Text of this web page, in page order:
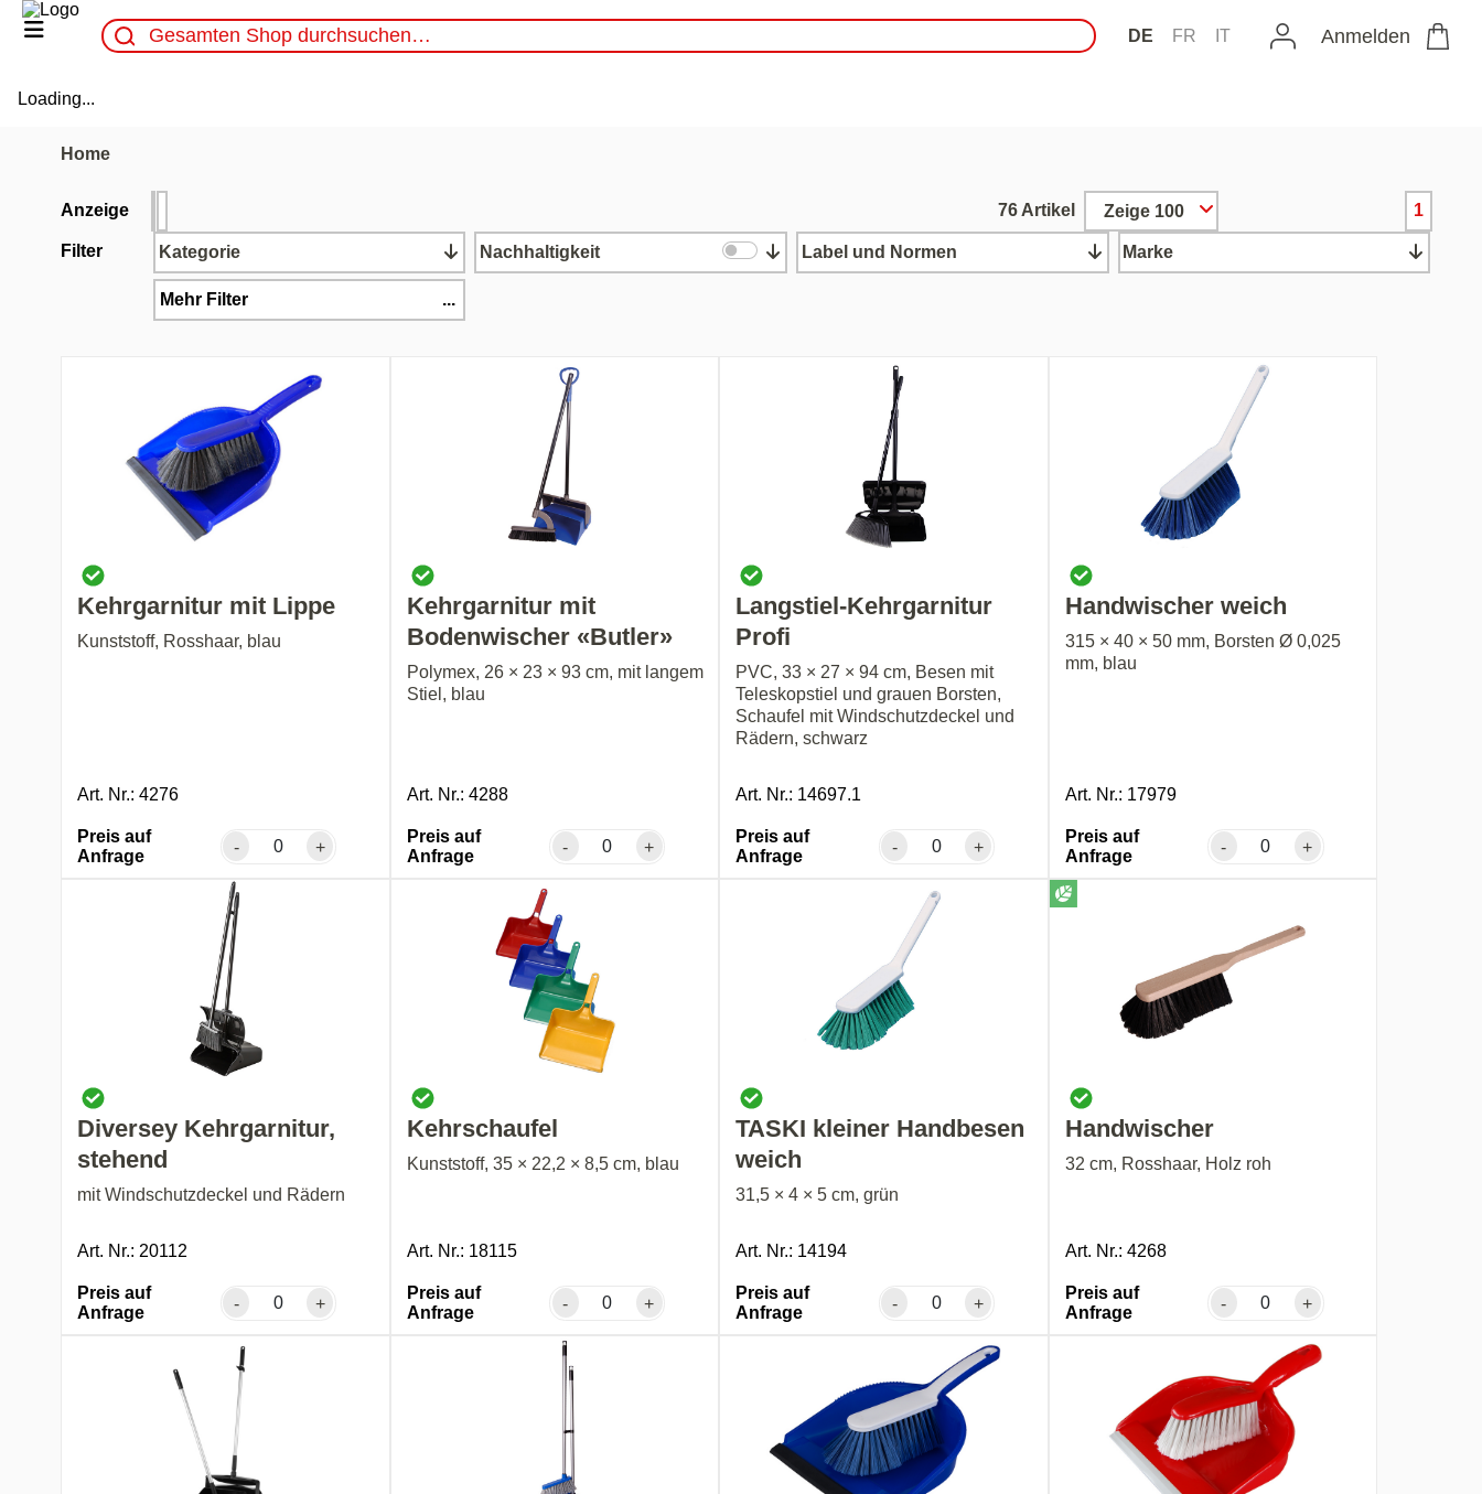
DE FR IT Anmelden
Loading...
Home
Anzeige 76 Artikel Zeige 100 1
Filter Kategorie Nachhaltigkeit Label und Normen Marke
Mehr Filter ...
Kehrgarnitur mit Lippe
Kunststoff, Rosshaar, blau
Art. Nr.: 4276
Preis auf
Anfrage
- +
Kehrgarnitur mit
Bodenwischer «Butler»
Polymex, 26 × 23 × 93 cm, mit langem
Stiel, blau
Art. Nr.: 4288
Preis auf
Anfrage
- +
Langstiel-Kehrgarnitur
Profi
PVC, 33 × 27 × 94 cm, Besen mit
Teleskopstiel und grauen Borsten,
Schaufel mit Windschutzdeckel und
Rädern, schwarz
Art. Nr.: 14697.1
Preis auf
Anfrage
- +
Handwischer weich
315 × 40 × 50 mm, Borsten Ø 0,025
mm, blau
Art. Nr.: 17979
Preis auf
Anfrage
- +
Diversey Kehrgarnitur,
stehend
mit Windschutzdeckel und Rädern
Art. Nr.: 20112
Preis auf
Anfrage
- +
Kehrschaufel
Kunststoff, 35 × 22,2 × 8,5 cm, blau
Art. Nr.: 18115
Preis auf
Anfrage
- +
TASKI kleiner Handbesen
weich
31,5 × 4 × 5 cm, grün
Art. Nr.: 14194
Preis auf
Anfrage
- +
Handwischer
32 cm, Rosshaar, Holz roh
Art. Nr.: 4268
Preis auf
Anfrage
- +